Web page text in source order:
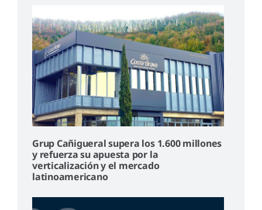
Grup Cañigueral supera los 1.600 millones
y refuerza su apuesta por la
verticalización y el mercado
latinoamericano